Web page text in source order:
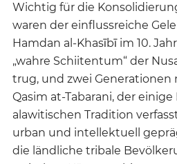
Wichtig für die
waren der einflussreiche
Hamdan al-Khasībī im 10.
„wahre Schiitentum“ der
trug, und zwei Generationen
Qasim at-Tabarani, der einige
alawitischen Tradition
urban und intellektuell
die ländliche tribale